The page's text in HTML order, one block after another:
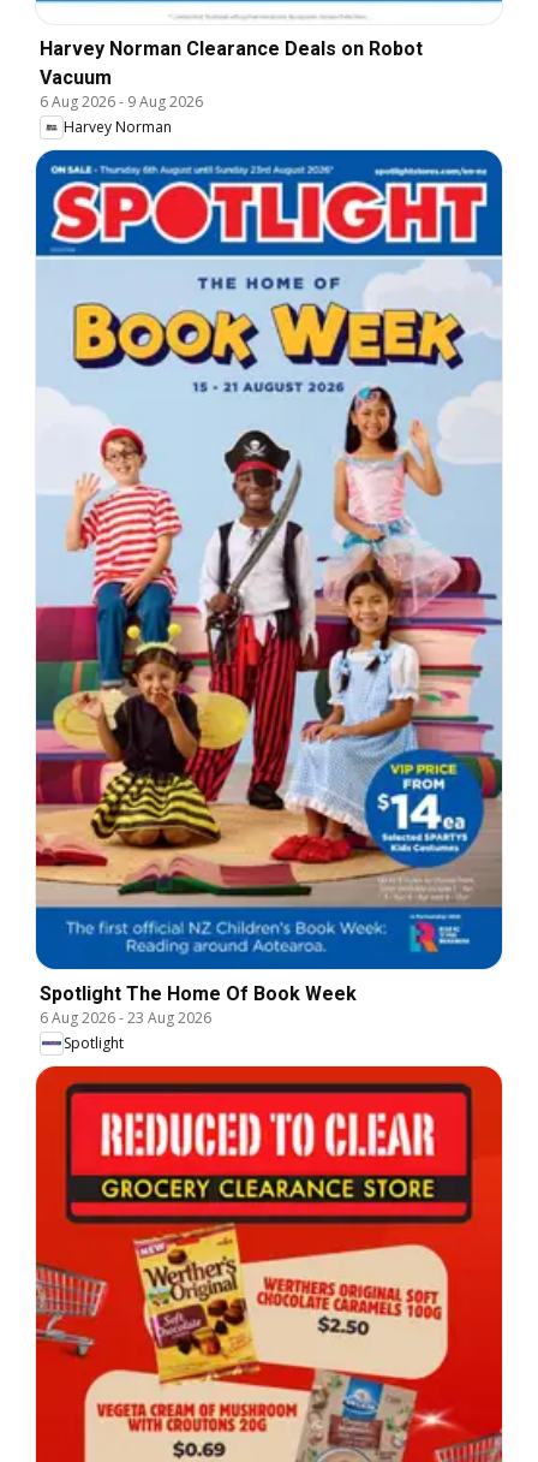
Harvey Norman Clearance Deals on Robot
Vacuum
6 Aug 2026- 9 Aug 2026
Harvey Norman
Spotlight The Home Of Book Week
6 Aug 2026-23 Aug 2026
Spotlight